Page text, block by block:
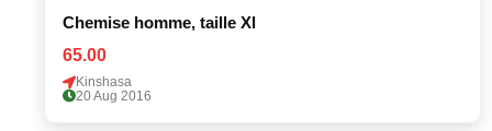
Chemise homme, taille Xl
65.00
Kinshasa
20 Aug 2016